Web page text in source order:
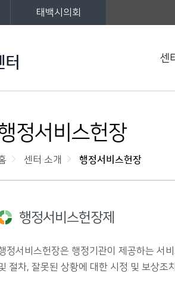
태백시의회
센
정서비스헌장
센터 소개 행정서비스헌장
행정서비스헌장제
정서비스헌장은 행정기관이 제공하는 서
절차, 잘못된 상황에 대한 시정 및 보상조